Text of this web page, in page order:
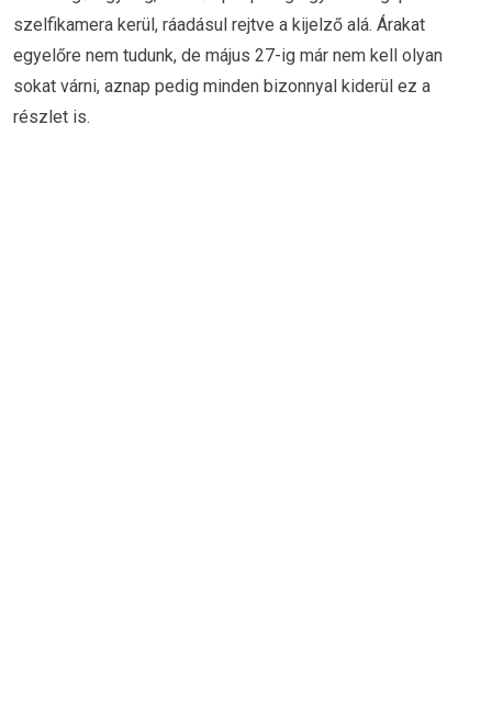
szelfikamera kerül, ráadásul rejtve a kijelző alá. Árakat
egyelőre nem tudunk, de május 27-ig már nem kell olyan
sokat várni, aznap pedig minden bizonnyal kiderül ez a
részlet is.